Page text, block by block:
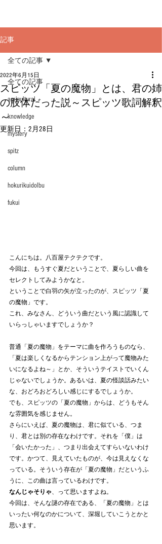
記事
全ての記事
agricultural
knowledge
mystery
spitz
column
hokurikuidolbu
fukui
全ての記事
スピッツ「夏の魔物」とは、君の姉
の肢体だった説～スピッツ歌詞解釈
～
2022年6月15日
更新日： 2月28日
こんにちは。八百屋テクテクです。
今回は、もうすぐ夏だということで、夏らしい曲を
セレクトしてみようかなと。
ということで白羽の矢が立ったのが、スピッツ「夏
の魔物」です。
これ、みなさん、どういう曲だという風に認識して
いらっしゃいますでしょうか？
普通「夏の魔物」をテーマに曲を作ろうものなら、
「夏は楽しくなるからテンション上がって魔物みた
いになるよね～」とか、そういうテイストでいくん
じゃないでしょうか。あるいは、夏の怪談話みたい
な、おどろおどろしい感じにするでしょうか。
でも、スピッツの「夏の魔物」からは、どうもそん
な雰囲気を感じません。
さらにいえば、夏の魔物は、君に似ている、つま
り、君とは別の存在なわけです。それを「僕」は
「会いたかった」、つまり出会えてすらいないわけ
です。かつて、見えていたものが、今は見えなくな
っている。そういう存在が「夏の魔物」だというふ
うに、この曲は言っているわけです。
なんじゃそりゃ、って思いますよね。
今回は、そんな謎の存在である、「夏の魔物」とは
いったい何なのかについて、深堀していこうとかと
思います。